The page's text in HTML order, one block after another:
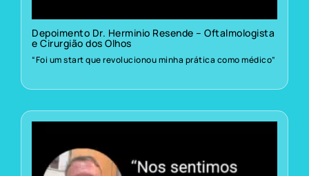
Depoimento Dr. Herminio Resende – Oftalmologista
e Cirurgião dos Olhos
“Foi um start que revolucionou minha prática como médico”